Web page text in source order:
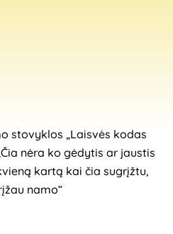
stovyklos „Laisvės kodas
nėra ko gėdytis ar jaustis
kartą kai čia sugrįžtu,
namo“